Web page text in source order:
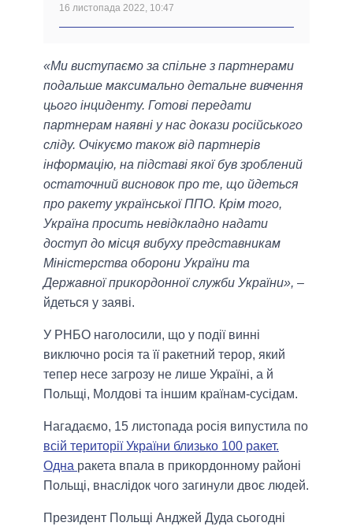
16 листопада 2022, 10:47
«Ми виступаємо за спільне з партнерами
подальше максимально детальне вивчення
цього інциденту. Готові передати
партнерам наявні у нас докази російського
сліду. Очікуємо також від партнерів
інформацію, на підставі якої був зроблений
остаточний висновок про те, що йдеться
про ракету української ППО. Крім того,
Україна просить невідкладно надати
доступ до місця вибуху представникам
Міністерства оборони України та
Державної прикордонної служби України», –
йдеться у заяві.
У РНБО наголосили, що у події винні
виключно росія та її ракетний терор, який
тепер несе загрозу не лише Україні, а й
Польщі, Молдові та іншим країнам-сусідам.
Нагадаємо, 15 листопада росія випустила по
всій території України близько 100 ракет.
Одна ракета впала в прикордонному районі
Польщі, внаслідок чого загинули двоє людей.
Президент Польщі Анджей Дуда сьогодні